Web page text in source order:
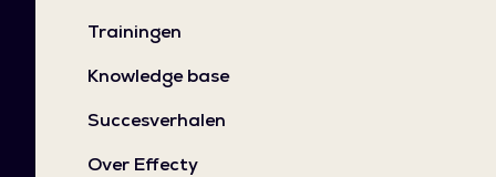
Trainingen
Knowledge base
Succesverhalen
Over Effecty